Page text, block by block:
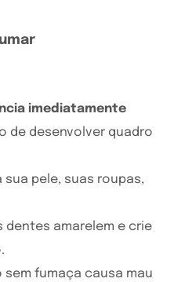
imediatamente
de desenvolver quadro
sua pele, suas roupas,
dentes amarelem e crie
sem fumaça causa mau